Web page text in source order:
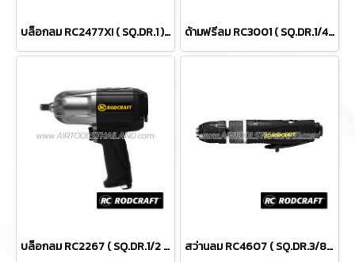
บล็อกลม RC2477XI ( SQ.DR.1 ) IMPACT WRENCHES ด้ามฟรีลม RC3001 ( SQ.DR.1/4 ) AIR RATCHET
บล็อกลม RC2267 ( SQ.DR.1/2 ) IMPACT WRENCHES สว่านลม RC4607 ( SQ.DR.3/8" ) AIR DRILLS